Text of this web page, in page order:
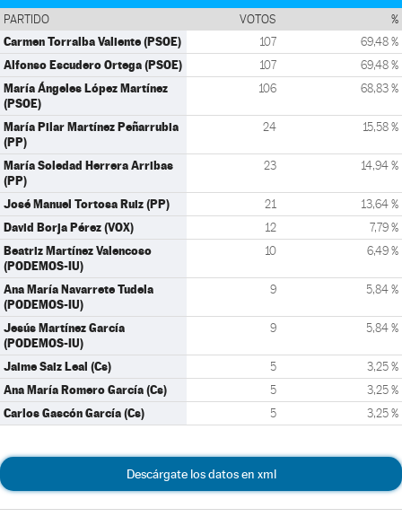
PARTIDO VOTOS %
Carmen Torralba Valiente (PSOE) 107 69,48 %
Alfonso Escudero Ortega (PSOE) 107 69,48 %
María Ángeles López Martínez
(PSOE)
106 68,83 %
María Pilar Martínez Peñarrubia
(PP)
24 15,58 %
María Soledad Herrera Arribas
(PP)
23 14,94 %
José Manuel Tortosa Ruiz (PP) 21 13,64 %
David Borja Pérez (VOX) 12 7,79 %
Beatriz Martínez Valencoso
(PODEMOS-IU)
10 6,49 %
Ana María Navarrete Tudela
(PODEMOS-IU)
9 5,84 %
Jesús Martínez García
(PODEMOS-IU)
9 5,84 %
Jaime Saiz Leal (Cs) 5 3,25 %
Ana María Romero García (Cs) 5 3,25 %
Carlos Gascón García (Cs) 5 3,25 %
Descárgate los datos en xml